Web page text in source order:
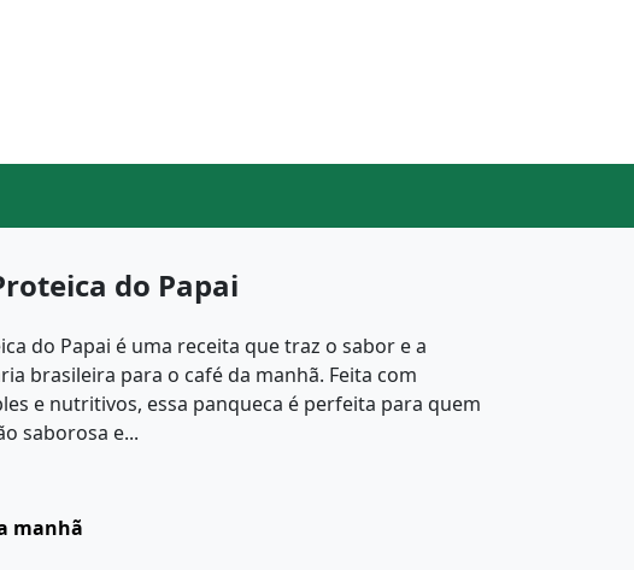
do Papai
do Papai é uma receita que traz o sabor e a
brasileira para o café da manhã. Feita com
e nutritivos, essa panqueca é perfeita para quem
saborosa e...
manhã